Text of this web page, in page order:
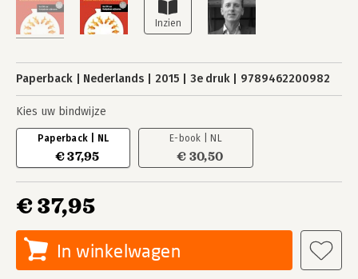
Paperback Nederlands 2015 3e druk 9789462200982
Kies uw bindwijze
Paperback | NL
€ 37,95
E-book | NL
€ 30,50
€ 37,95
In winkelwagen